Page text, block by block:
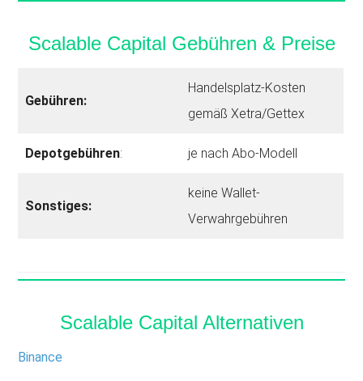
Scalable Capital Gebühren & Preise
Gebühren:
Handelsplatz-Kosten
gemäß Xetra/Gettex
Depotgebühren: je nach Abo-Modell
Sonstiges:
keine Wallet-
Verwahrgebühren
Scalable Capital Alternativen
Binance